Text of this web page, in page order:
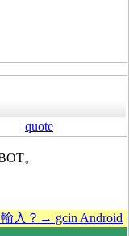
quote
。
入？→ gcin Android